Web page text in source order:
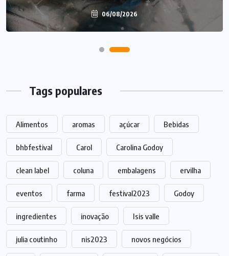
06/08/2026
06/08/2026
Tags populares
Alimentos aromas açúcar Bebidas
bhbfestival Carol Carolina Godoy
clean label coluna embalagens ervilha
eventos farma festival2023 Godoy
ingredientes inovação Isis valle
julia coutinho nis2023 novos negócios